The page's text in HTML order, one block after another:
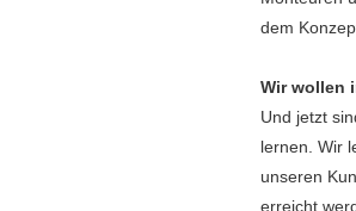
dem
Wir wollen
Und jetzt
lernen. Wir
unseren
erreicht